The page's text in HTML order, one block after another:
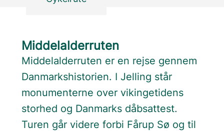
Middelalderruten
Middelalderruten er en rejse gennem
Danmarkshistorien. I Jelling står
monumenterne over vikingetidens
storhed og Danmarks dåbsattest.
Turen går videre forbi Fårup Sø og til